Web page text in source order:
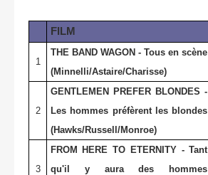
FILM
1
THE BAND WAGON - Tous en scène
(Minnelli/Astaire/Charisse)
2
GENTLEMEN PREFER BLONDES -
Les hommes préfèrent les blondes
(Hawks/Russell/Monroe)
3
FROM HERE TO ETERNITY - Tant
qu'il y aura des hommes